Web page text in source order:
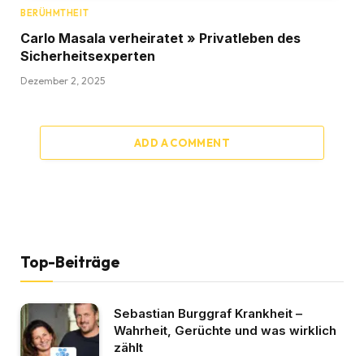
BERÜHMTHEIT
Carlo Masala verheiratet » Privatleben des
Sicherheitsexperten
Dezember 2, 2025
ADD A COMMENT
Top-Beiträge
Sebastian Burggraf Krankheit –
Wahrheit, Gerüchte und was wirklich
zählt